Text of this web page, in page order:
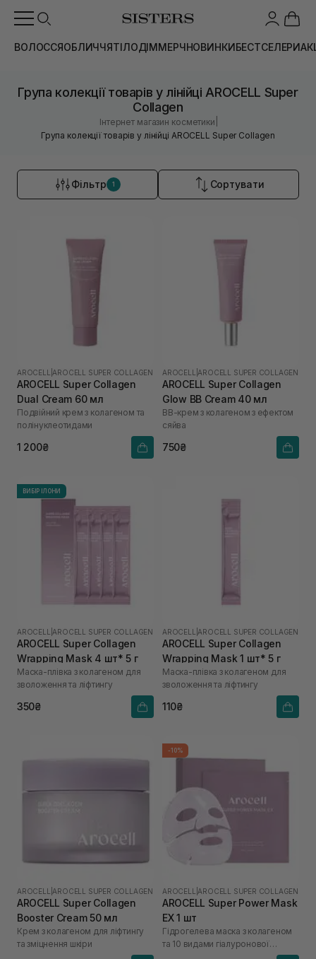
ВОЛОССЯОБЛИЧЧЯТІЛОДІММЕРЧНОВИНКИБЕСТСЕЛЕРИ
Група колекції товарів у лінійці AROCELL Super
Collagen
Інтернет магазин косметики
Група колекції товарів у лінійці AROCELL Super Collagen
Фільтр 1 Сортувати
AROCELL AROCELL SUPER COLLAGEN
AROCELL Super Collagen
Dual Cream 60 мл
Подвійний крем з колагеном та
полінуклеотидами
1 200₴
AROCELL AROCELL SUPER COLLAGEN
AROCELL Super Collagen
Glow BB Cream 40 мл
ВВ-крем з колагеном з ефектом
сяйва
750₴
ВИБІР ІЛОНИ
AROCELL AROCELL SUPER COLLAGEN
AROCELL Super Collagen
Wrapping Mask 4 шт* 5 г
Маска-плівка з колагеном для
зволоження та ліфтингу
350₴
AROCELL AROCELL SUPER COLLAGEN
AROCELL Super Collagen
Wrapping Mask 1 шт* 5 г
Маска-плівка з колагеном для
зволоження та ліфтингу
110₴
AROCELL AROCELL SUPER COLLAGEN
AROCELL Super Collagen
Booster Cream 50 мл
Крем з колагеном для ліфтингу
та зміцнення шкіри
-10%
AROCELL AROCELL SUPER COLLAGEN
AROCELL Super Power Mask
EX 1 шт
Гідрогелева маска з колагеном
та 10 видами гіалуронової